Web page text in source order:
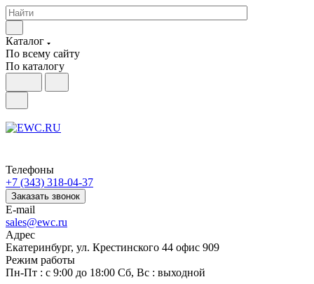
Каталог
По всему сайту
По каталогу
Телефоны
+7 (343) 318-04-37
Заказать звонок
E-mail
sales@ewc.ru
Адрес
Екатеринбург, ул. Крестинского 44 офис 909
Режим работы
Пн-Пт : с 9:00 до 18:00 Сб, Вс : выходной